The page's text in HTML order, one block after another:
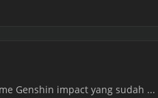
Genshin impact yang sudah ...